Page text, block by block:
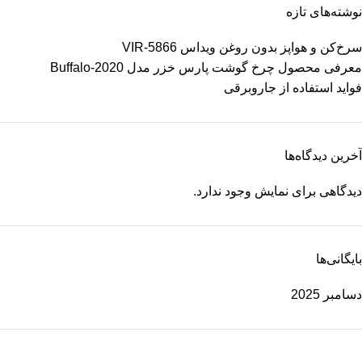
نوشته‌های تازه
سرخ‌کن و هواپز بدون روغن ویداس VIR-5866
معرفی محصول چرخ گوشت پارس خزر مدل Buffalo-2020
فواید استفاده از جاروبرقی
آخرین دیدگاه‌ها
دیدگاهی برای نمایش وجود ندارد.
بایگانی‌ها
دسامبر 2025